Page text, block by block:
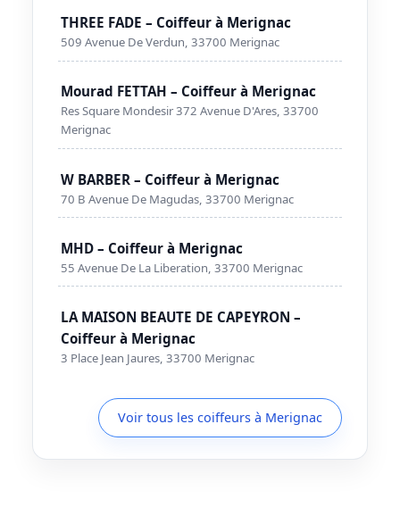
THREE FADE – Coiffeur à Merignac
509 Avenue De Verdun, 33700 Merignac
Mourad FETTAH – Coiffeur à Merignac
Res Square Mondesir 372 Avenue D'Ares, 33700
Merignac
W BARBER – Coiffeur à Merignac
70 B Avenue De Magudas, 33700 Merignac
MHD – Coiffeur à Merignac
55 Avenue De La Liberation, 33700 Merignac
LA MAISON BEAUTE DE CAPEYRON –
Coiffeur à Merignac
3 Place Jean Jaures, 33700 Merignac
Voir tous les coiffeurs à Merignac